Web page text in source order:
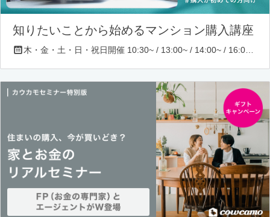
知りたいことから始めるマンション購入講座